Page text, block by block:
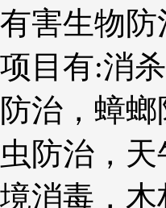
害生物
目有:消
治，蟑
防治，
消毒，